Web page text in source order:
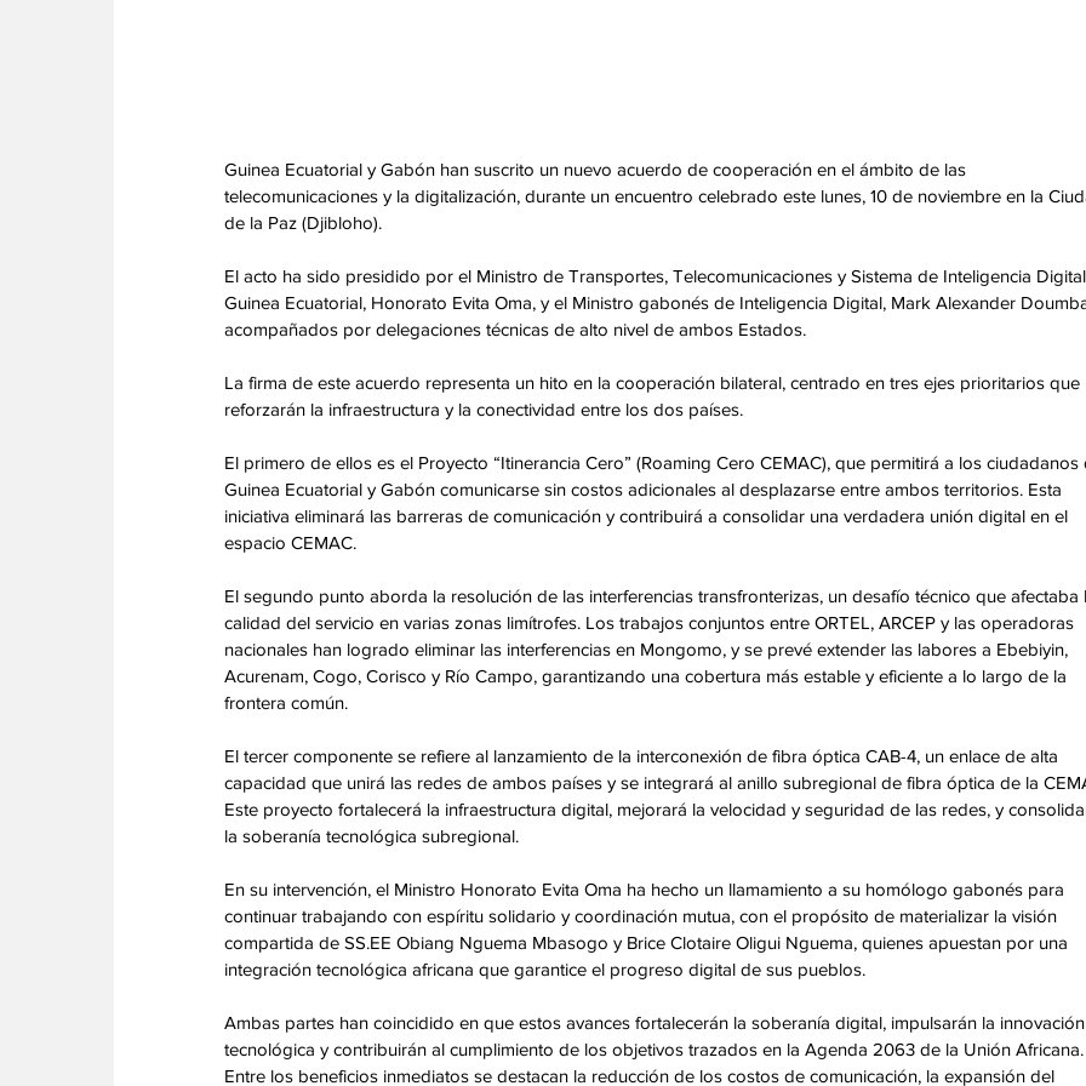
Guinea Ecuatorial y Gabón han suscrito un nuevo acuerdo de cooperación en el ámbito de las
telecomunicaciones y la digitalización, durante un encuentro celebrado este lunes, 10 de noviembre en la
de la Paz (Djibloho).
El acto ha sido presidido por el Ministro de Transportes, Telecomunicaciones y Sistema de Inteligencia
Guinea Ecuatorial, Honorato Evita Oma, y el Ministro gabonés de Inteligencia Digital, Mark Alexander
acompañados por delegaciones técnicas de alto nivel de ambos Estados.
La firma de este acuerdo representa un hito en la cooperación bilateral, centrado en tres ejes prioritarios que
reforzarán la infraestructura y la conectividad entre los dos países.
El primero de ellos es el Proyecto “Itinerancia Cero” (Roaming Cero CEMAC), que permitirá a los ciudadanos
Guinea Ecuatorial y Gabón comunicarse sin costos adicionales al desplazarse entre ambos territorios. Esta
iniciativa eliminará las barreras de comunicación y contribuirá a consolidar una verdadera unión digital en el
espacio CEMAC.
El segundo punto aborda la resolución de las interferencias transfronterizas, un desafío técnico que afectaba
calidad del servicio en varias zonas limítrofes. Los trabajos conjuntos entre ORTEL, ARCEP y las operadoras
nacionales han logrado eliminar las interferencias en Mongomo, y se prevé extender las labores a Ebebiyin,
Acurenam, Cogo, Corisco y Río Campo, garantizando una cobertura más estable y eficiente a lo largo de la
frontera común.
El tercer componente se refiere al lanzamiento de la interconexión de fibra óptica CAB-4, un enlace de alta
capacidad que unirá las redes de ambos países y se integrará al anillo subregional de fibra óptica de la
Este proyecto fortalecerá la infraestructura digital, mejorará la velocidad y seguridad de las redes, y
la soberanía tecnológica subregional.
En su intervención, el Ministro Honorato Evita Oma ha hecho un llamamiento a su homólogo gabonés para
continuar trabajando con espíritu solidario y coordinación mutua, con el propósito de materializar la visión
compartida de SS.EE Obiang Nguema Mbasogo y Brice Clotaire Oligui Nguema, quienes apuestan por una
integración tecnológica africana que garantice el progreso digital de sus pueblos.
Ambas partes han coincidido en que estos avances fortalecerán la soberanía digital, impulsarán la innovación
tecnológica y contribuirán al cumplimiento de los objetivos trazados en la Agenda 2063 de la Unión Africana.
Entre los beneficios inmediatos se destacan la reducción de los costos de comunicación, la expansión del